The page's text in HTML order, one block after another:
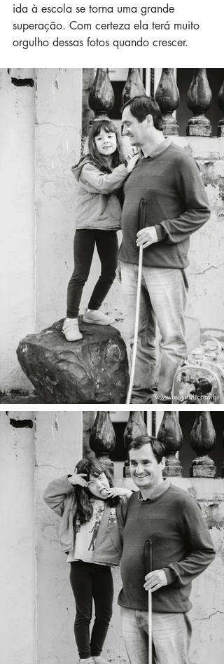
ida à escola se torna uma grande
superação. Com certeza ela terá muito
orgulho dessas fotos quando crescer.